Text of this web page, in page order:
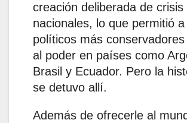
creación deliberada de crisis
nacionales, lo que permitió
políticos más
al poder en países como
Brasil y Ecuador. Pero la
se detuvo allí.
Además de ofrecerle al